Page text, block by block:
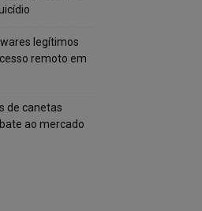
legítimos
remoto em
de canetas
ao mercado